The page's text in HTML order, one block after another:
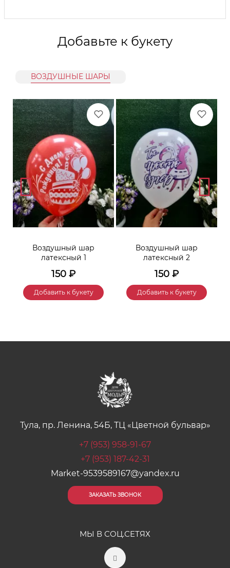
Добавьте к букету
ВОЗДУШНЫЕ ШАРЫ
Воздушный шар
латексный 1
150 ₽
Добавить к букету
Воздушный шар
латексный 2
150 ₽
Добавить к букету
Тула, пр. Ленина, 54Б, ТЦ «Цветной бульвар»
+7 (953) 958-91-67
+7 (953) 187-42-31
Market-9539589167@yandex.ru
ЗАКАЗАТЬ ЗВОНОК
МЫ В СОЦ.СЕТЯХ